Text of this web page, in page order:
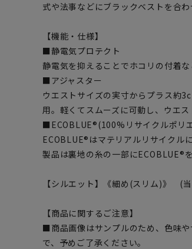
式や法事などにブラックベストを合
【機能・仕様】
■静電気プロテクト
静電気を抑えることでホコリの付着
■アジャスター
ウエストサイズの実寸からプラス約
用。軽くてスムーズに可動し、ウエス
■ECOBLUE®(100%リサイクルポリ
ECOBLUE®はマテリアルリサイクル
製品は裏地の糸の一部にECOBLUE®
【シルエット】《細め(スリム)》 (
【商品に関するご注意】
■商品画像はサンプルのため、色味
で、予めご了承ください。